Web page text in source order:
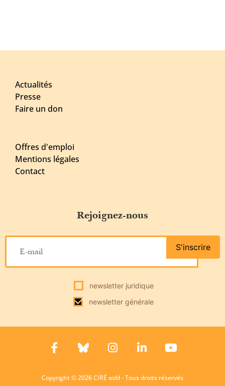
Actualités
Presse
Faire un don
Offres d'emploi
Mentions légales
Contact
Rejoignez-nous
newsletter juridique
newsletter générale
S'inscrire
Copyright © 2026 CIRÉ asbl - Tous droits réservés